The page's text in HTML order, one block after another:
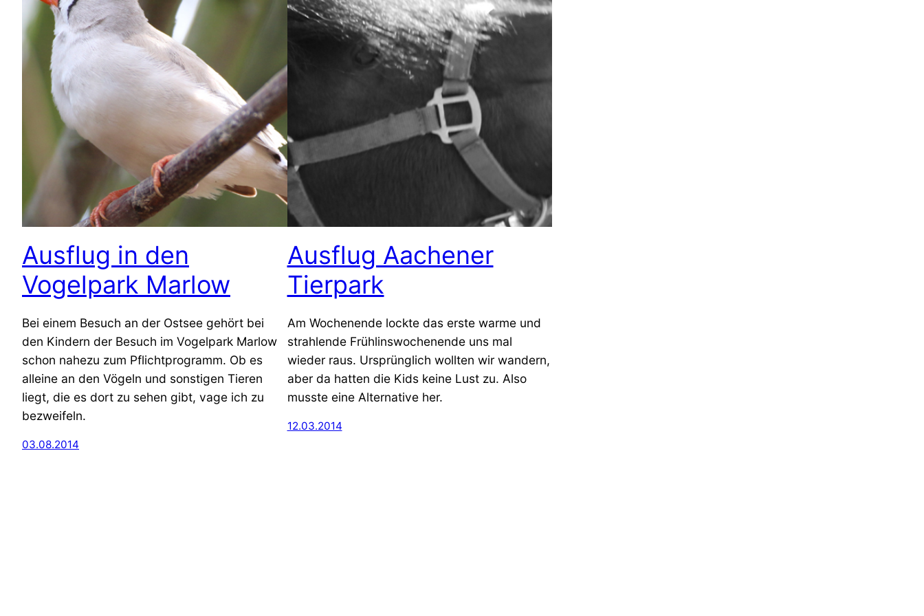
Ausflug in den
Vogelpark Marlow
Bei einem Besuch an der Ostsee gehört bei
den Kindern der Besuch im Vogelpark Marlow
schon nahezu zum Pflichtprogramm. Ob es
alleine an den Vögeln und sonstigen Tieren
liegt, die es dort zu sehen gibt, vage ich zu
bezweifeln.
03.08.2014
Ausflug Aachener
Tierpark
Am Wochenende lockte das erste warme und
strahlende Frühlinswochenende uns mal
wieder raus. Ursprünglich wollten wir wandern,
aber da hatten die Kids keine Lust zu. Also
musste eine Alternative her.
12.03.2014